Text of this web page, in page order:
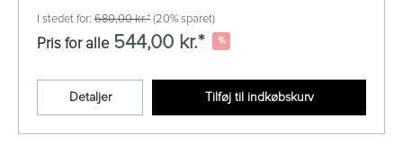
I stedet for: 680,00 kr.*(20% sparet)
Pris for alle 544,00 kr.* %
Detaljer Tilføj til indkøbskurv